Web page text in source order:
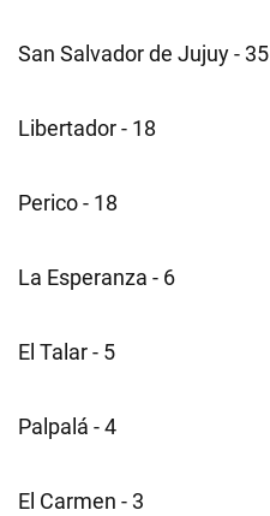
San Salvador de Jujuy - 35
Libertador - 18
Perico - 18
La Esperanza - 6
El Talar - 5
Palpalá - 4
El Carmen - 3